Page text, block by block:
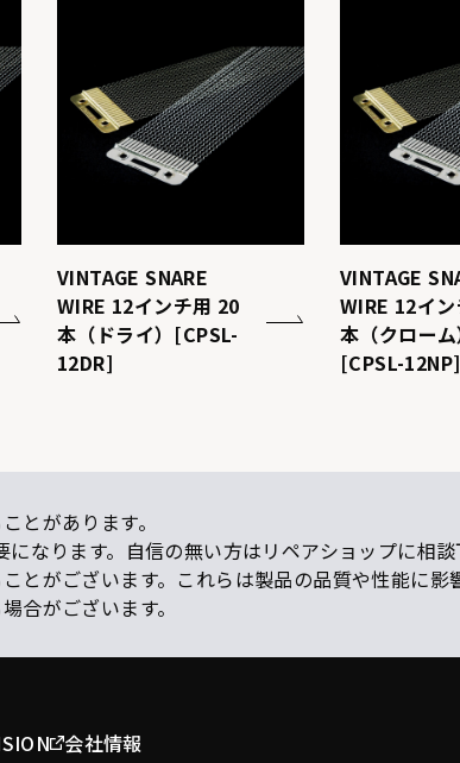
VINTAGE SNARE
WIRE 12インチ用 20
本（ドライ）[CPSL-
12DR]
VINTAGE
WIRE 12イ
本（クローム
[CPSL-12NP]
とがあります。
なります。自信の無い方はリペアショップに相談
がございます。これらは製品の品質や性能に影
合がございます。
会社情報